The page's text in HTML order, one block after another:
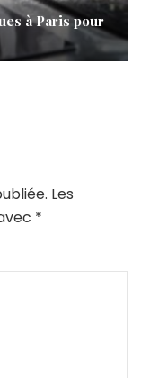
à Paris pour
Les
*